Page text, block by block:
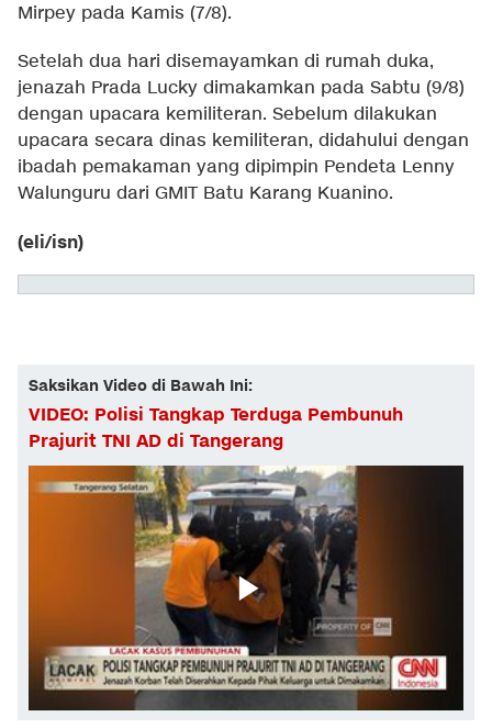
Mirpey pada Kamis (7/8).
Setelah dua hari disemayamkan di rumah duka,
jenazah Prada Lucky dimakamkan pada Sabtu (9/8)
dengan upacara kemiliteran. Sebelum dilakukan
upacara secara dinas kemiliteran, didahului dengan
ibadah pemakaman yang dipimpin Pendeta Lenny
Walunguru dari GMIT Batu Karang Kuanino.
(eli/isn)
Saksikan Video di Bawah Ini:
VIDEO: Polisi Tangkap Terduga Pembunuh
Prajurit TNI AD di Tangerang